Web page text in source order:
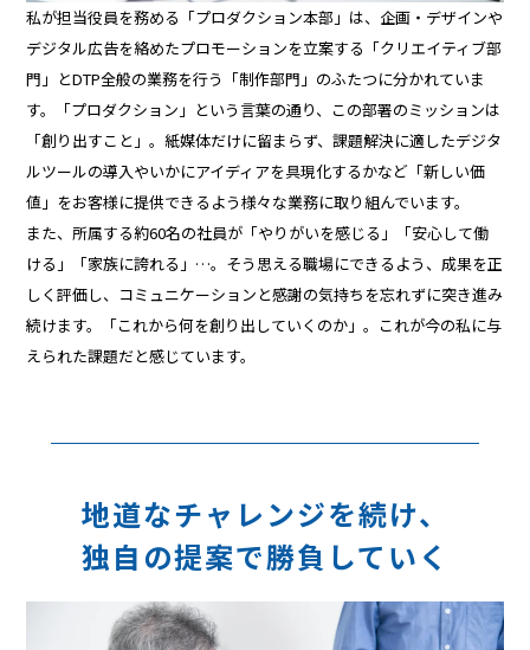
私が担当役員を務める「プロダクション本部」は、企画・デザインや
デジタル広告を絡めたプロモーションを立案する「クリエイティブ部
門」とDTP全般の業務を行う「制作部門」のふたつに分かれていま
す。「プロダクション」という言葉の通り、この部署のミッションは
「創り出すこと」。紙媒体だけに留まらず、課題解決に適したデジタ
ルツールの導入やいかにアイディアを具現化するかなど「新しい価
値」をお客様に提供できるよう様々な業務に取り組んでいます。
また、所属する約60名の社員が「やりがいを感じる」「安心して働
ける」「家族に誇れる」…。そう思える職場にできるよう、成果を正
しく評価し、コミュニケーションと感謝の気持ちを忘れずに突き進み
続けます。「これから何を創り出していくのか」。これが今の私に与
えられた課題だと感じています。
地道なチャレンジを続け、
独自の提案で勝負していく